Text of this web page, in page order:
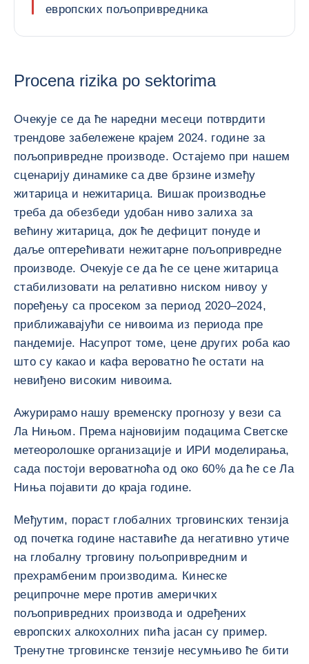
европских пољопривредника
Procena rizika po sektorima
Очекује се да ће наредни месеци потврдити
трендове забележене крајем 2024. године за
пољопривредне производе. Остајемо при нашем
сценарију динамике са две брзине између
житарица и нежитарица. Вишак производње
треба да обезбеди удобан ниво залиха за
већину житарица, док ће дефицит понуде и
даље оптерећивати нежитарне пољопривредне
производе. Очекује се да ће се цене житарица
стабилизовати на релативно ниском нивоу у
поређењу са просеком за период 2020–2024,
приближавајући се нивоима из периода пре
пандемије. Насупрот томе, цене других роба као
што су какао и кафа вероватно ће остати на
невиђено високим нивоима.
Ажурирамо нашу временску прогнозу у вези са
Ла Нињом. Према најновијим подацима Светске
метеоролошке организације и ИРИ моделирања,
сада постоји вероватноћа од око 60% да ће се Ла
Ниња појавити до краја године.
Међутим, пораст глобалних трговинских тензија
од почетка године наставиће да негативно утиче
на глобалну трговину пољопривредним и
прехрамбеним производима. Кинеске
реципрочне мере против америчких
пољопривредних производа и одређених
европских алкохолних пића јасан су пример.
Тренутне трговинске тензије несумњиво ће бити